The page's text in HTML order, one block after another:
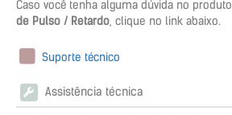
Caso você tenha alguma dúvida no produto
de Pulso / Retardo, clique no link abaixo.
Suporte técnico
Assistência técnica